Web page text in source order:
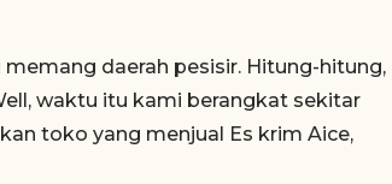
daerah pesisir. Hitung-hitung,
waktu itu kami berangkat sekitar
toko yang menjual Es krim Aice,